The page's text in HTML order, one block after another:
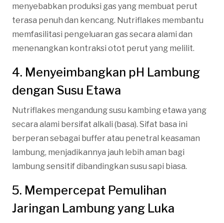
menyebabkan produksi gas yang membuat perut
terasa penuh dan kencang. Nutriflakes membantu
memfasilitasi pengeluaran gas secara alami dan
menenangkan kontraksi otot perut yang melilit.
4. Menyeimbangkan pH Lambung
dengan Susu Etawa
Nutriflakes mengandung susu kambing etawa yang
secara alami bersifat alkali (basa). Sifat basa ini
berperan sebagai buffer atau penetral keasaman
lambung, menjadikannya jauh lebih aman bagi
lambung sensitif dibandingkan susu sapi biasa.
5. Mempercepat Pemulihan
Jaringan Lambung yang Luka